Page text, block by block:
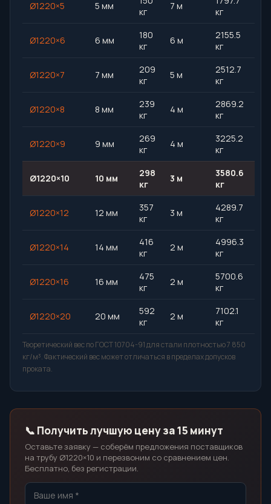
Ø1220×5 5 мм
кг
7 м
кг
Ø1220×6 6 мм
180
кг
6 м
2155.5
кг
Ø1220×7 7 мм
209
кг
5 м
2512.7
кг
Ø1220×8 8 мм
239
кг
4 м
2869.2
кг
Ø1220×9 9 мм
269
кг
4 м
3225.2
кг
Ø1220×10 10 мм
298
кг
3 м
3580.6
кг
Ø1220×12 12 мм
357
кг
3 м
4289.7
кг
Ø1220×14 14 мм
416
кг
2 м
4996.3
кг
Ø1220×16 16 мм
475
кг
2 м
5700.6
кг
Ø1220×20 20 мм
592
кг
2 м
7102.1
кг
Теоретический вес по ГОСТ 10704-91 для стали плотностью 7 850
кг/м³. Фактический вес может отличаться в пределах допусков
проката.
📞 Получить лучшую цену за 15 минут
Оставьте заявку — соберём предложения поставщиков
на трубу Ø1220×10 и перезвоним со сравнением цен.
Бесплатно, без регистрации.